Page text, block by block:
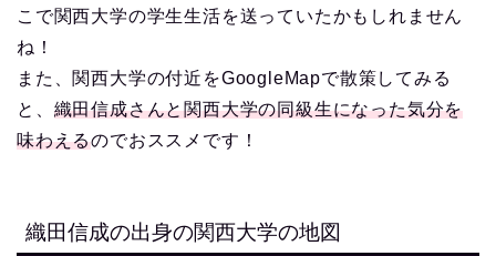
こで関西大学の学生生活を送っていたかもしれません
ね！
また、関西大学の付近をGoogleMapで散策してみる
と、 織田信成さんと関西大学の同級生になった気分を
味わえるのでおススメです！
織田信成の出身の関西大学の地図